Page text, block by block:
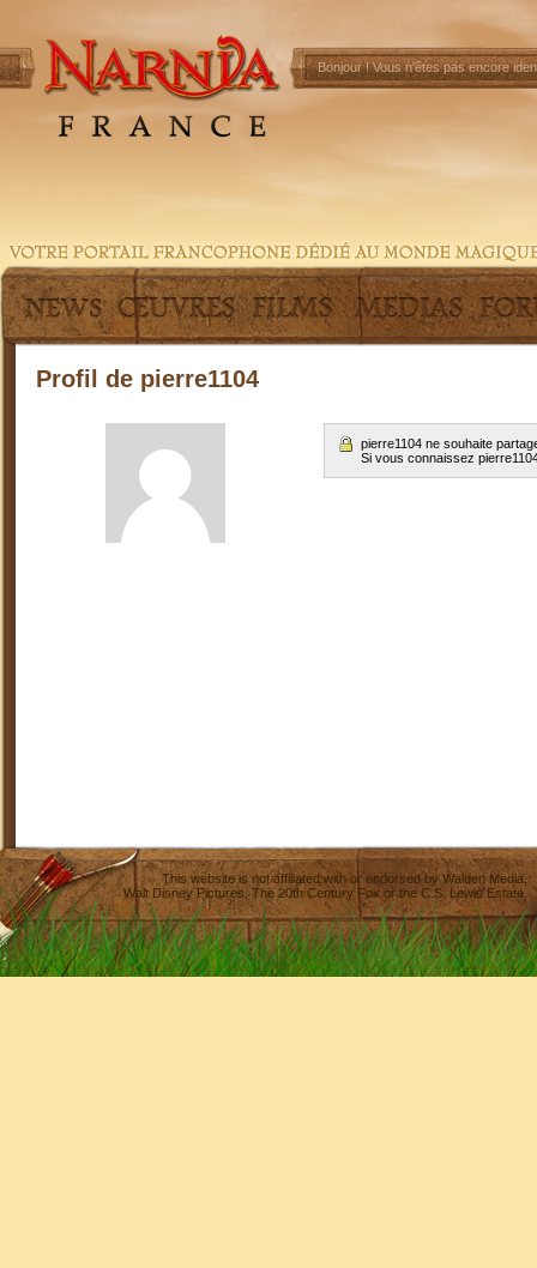
Bonjour !Vous n'êtes pas encore
Profil de pierre1104
pierre1104 ne souhaite
Si vous connaissez
This website is not affiliated with or endorsed byWalden Media
Walt Disney Pictures,The 20th Century Fox or the C.S. Lewis Estate.